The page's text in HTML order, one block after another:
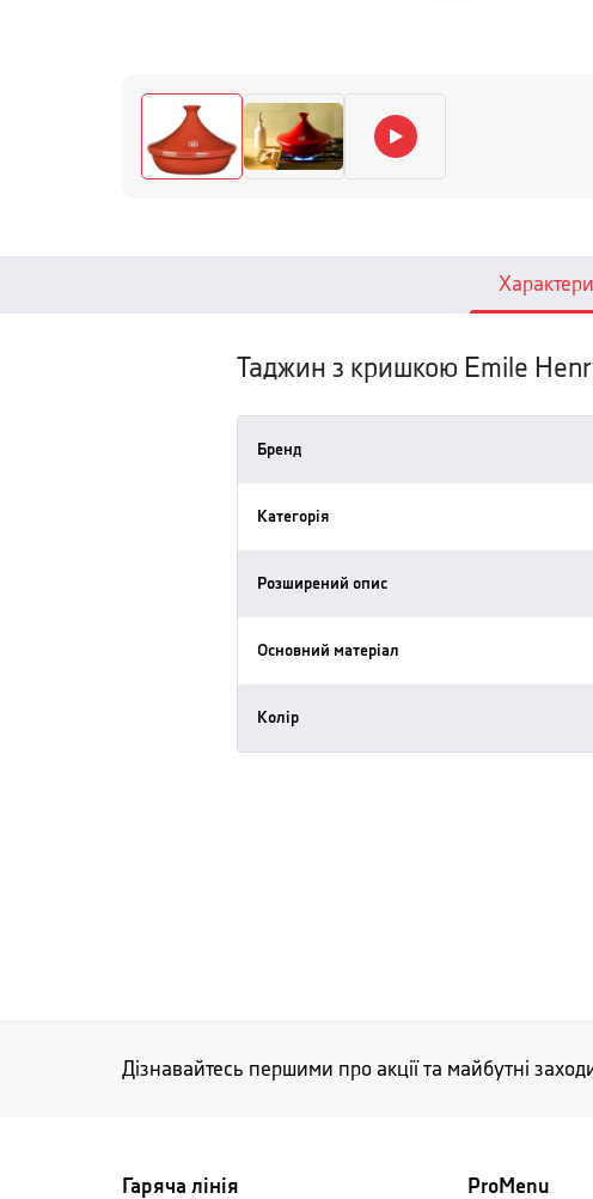
Таджин з кришкою Emile
Бренд
Категорія
Розширений опис
Основний матеріал
Колір
Дізнавайтесь першими про акції та майбутні
Гаряча лінія ProMenu